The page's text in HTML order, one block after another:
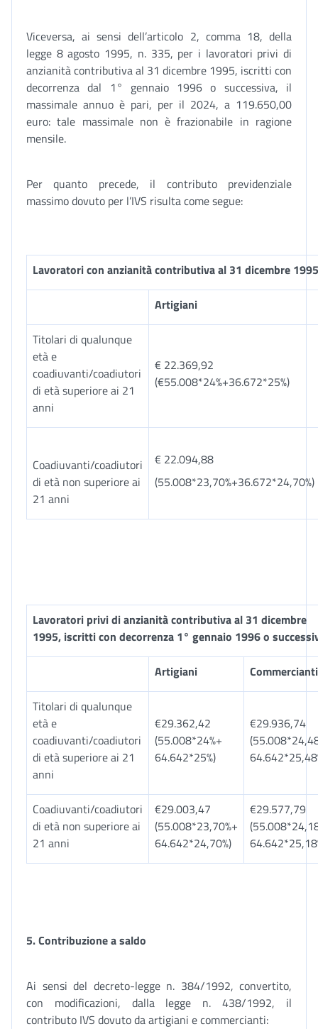
Viceversa, ai sensi dell’articolo 2, comma 18, della
legge 8 agosto 1995, n. 335, per i lavoratori privi di
anzianità contributiva al 31 dicembre 1995, iscritti con
decorrenza dal 1° gennaio 1996 o successiva, il
massimale annuo è pari, per il 2024, a 119.650,00
euro: tale massimale non è frazionabile in ragione
mensile.
Per quanto precede, il contributo previdenziale
massimo dovuto per l’IVS risulta come segue:
Lavoratori con anzianità contributiva al 31 dicembre 1995
Artigiani
Titolari di qualunque
età e
coadiuvanti/coadiutori
di età superiore ai 21
anni
€ 22.369,92
(€55.008*24%+36.672*25%)
Coadiuvanti/coadiutori
di età non superiore ai
21 anni
€ 22.094,88
(55.008*23,70%+36.672*24,70%)
Lavoratori privi di anzianità contributiva al 31 dicembre
1995, iscritti con decorrenza 1° gennaio 1996 o
Artigiani Commercianti
Titolari di qualunque
età e
coadiuvanti/coadiutori
di età superiore ai 21
anni
€29.362,42
(55.008*24%+
64.642*25%)
€29.936,74
Coadiuvanti/coadiutori
di età non superiore ai
21 anni
€29.003,47
(55.008*23,70%+
64.642*24,70%)
€29.577,79
5. Contribuzione a saldo
Ai sensi del decreto-legge n. 384/1992, convertito,
con modificazioni, dalla legge n. 438/1992, il
contributo IVS dovuto da artigiani e commercianti: